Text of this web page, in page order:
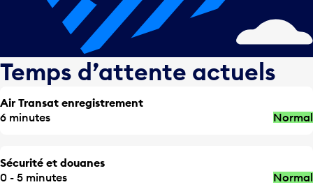
Temps d’attente actuels
Air Transat enregistrement
6 minutes
Normal
Sécurité et douanes
0 - 5 minutes
Normal